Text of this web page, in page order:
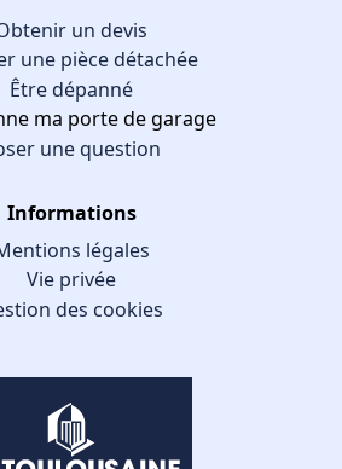
un devis
une pièce détachée
Être dépanné
ma porte de garage
une question
Informations
légales
Vie privée
des cookies